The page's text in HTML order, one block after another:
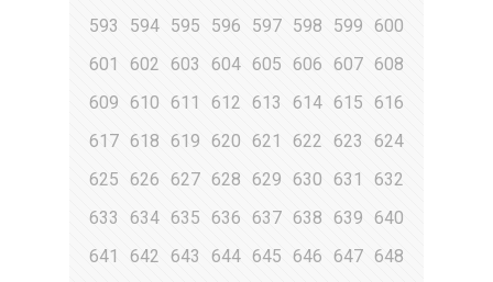
593
594 595 596 597 598 599
600
601
602 603 604 605 606 607 608
609
610 611 612 613 614 615
616
617 618 619 620 621 622 623
624
625
626 627 628 629 630 631
632
633
634 635 636 637 638 639 640
641
642 643 644 645 646 647 648